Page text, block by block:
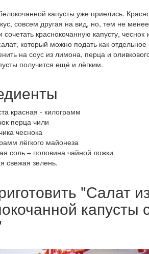
капусты уже приелись.
совсем другая на вид, но, тем не
краснокочанную капусту,
который можно подать как
на соус из лимона, перца и
получится ещё и лёгким.
красная - килограмм
перца чили
чеснока
лёгкого майонеза
соль – половина чайной ложки
свежая зелень.
"Салат
капусты